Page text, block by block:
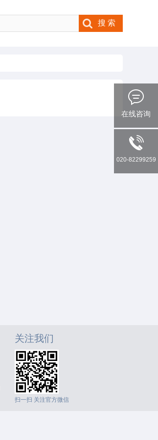
关注我们
扫一扫 关注官方微信
在线咨询
020-82299259